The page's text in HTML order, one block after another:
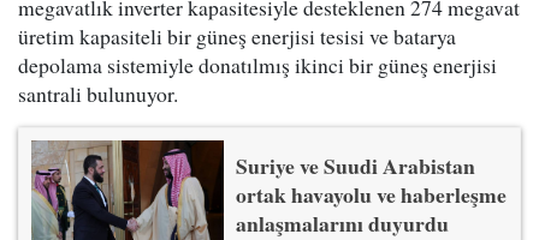
megavatlık inverter kapasitesiyle desteklenen 274 megavat
üretim kapasiteli bir güneş enerjisi tesisi ve batarya
depolama sistemiyle donatılmış ikinci bir güneş enerjisi
santrali bulunuyor.
Suriye ve Suudi Arabistan
ortak havayolu ve haberleşme
anlaşmalarını duyurdu